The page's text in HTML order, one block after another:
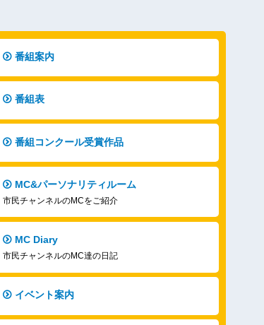
番組案内
番組表
番組コンクール受賞作品
MC&パーソナリティルーム
市民チャンネルのMCをご紹介
MC Diary
市民チャンネルのMC達の日記
イベント案内